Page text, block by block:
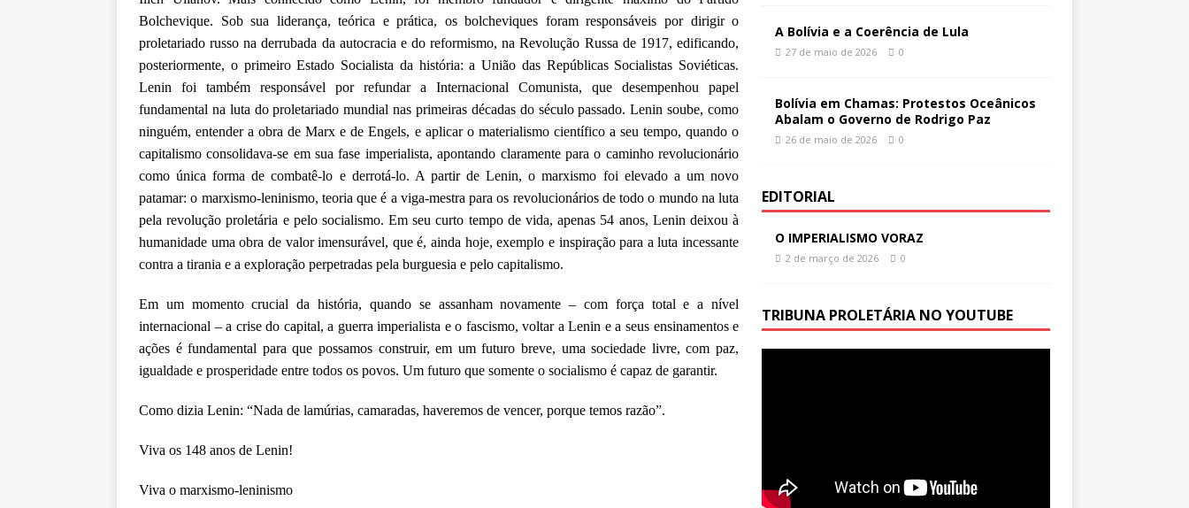
e
b
o
o
k
te
r
l s
A
p
p
Bolchevique. Sob sua liderança, teórica e prática, os bolcheviques foram responsáveis por dirigir o
proletariado russo na derrubada da autocracia e do reformismo, na Revolução Russa de 1917, edificando,
posteriormente, o primeiro Estado Socialista da história: a União das Repúblicas Socialistas Soviéticas.
Lenin foi também responsável por refundar a Internacional Comunista, que desempenhou papel
fundamental na luta do proletariado mundial nas primeiras décadas do século passado. Lenin soube, como
ninguém, entender a obra de Marx e de Engels, e aplicar o materialismo científico a seu tempo, quando o
capitalismo consolidava-se em sua fase imperialista, apontando claramente para o caminho revolucionário
como única forma de combatê-lo e derrotá-lo. A partir de Lenin, o marxismo foi elevado a um novo
patamar: o marxismo-leninismo, teoria que é a viga-mestra para os revolucionários de todo o mundo na luta
pela revolução proletária e pelo socialismo. Em seu curto tempo de vida, apenas 54 anos, Lenin deixou à
humanidade uma obra de valor imensurável, que é, ainda hoje, exemplo e inspiração para a luta incessante
contra a tirania e a exploração perpetradas pela burguesia e pelo capitalismo.
Em um momento crucial da história, quando se assanham novamente ‒ com força total e a nível
internacional ‒ a crise do capital, a guerra imperialista e o fascismo, voltar a Lenin e a seus ensinamentos e
ações é fundamental para que possamos construir, em um futuro breve, uma sociedade livre, com paz,
igualdade e prosperidade entre todos os povos. Um futuro que somente o socialismo é capaz de garantir.
Como dizia Lenin: “Nada de lamúrias, camaradas, haveremos de vencer, porque temos razão”.
Viva os 148 anos de Lenin!
Viva o marxismo-leninismo
A Bolívia e a Coerência de Lula
27 de maio de 2026 0
Bolívia em Chamas: Protestos Oceânicos
Abalam o Governo de Rodrigo Paz
26 de maio de 2026 0
EDITORIAL
O IMPERIALISMO VORAZ
2 de março de 2026 0
TRIBUNA PROLETÁRIA NO YOUTUBE